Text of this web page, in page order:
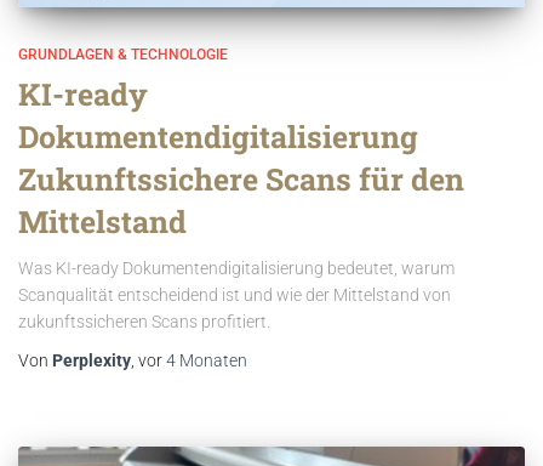
GRUNDLAGEN & TECHNOLOGIE
KI-ready
Dokumentendigitalisierung
Zukunftssichere Scans für den
Mittelstand
Was KI-ready Dokumentendigitalisierung bedeutet, warum
Scanqualität entscheidend ist und wie der Mittelstand von
zukunftssicheren Scans profitiert.
Von Perplexity , vor4 Monaten